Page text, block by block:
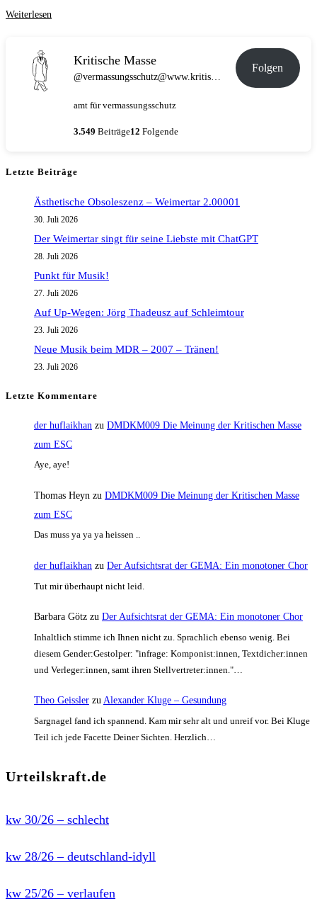
Weiterlesen
Kritische Masse
Folgen
amt für vermassungsschutz
3.549 Beiträge12 Folgende
Letzte Beiträge
Ästhetische Obsoleszenz – Weimertar 2.00001
30. Juli 2026
Der Weimertar singt für seine Liebste mit ChatGPT
28. Juli 2026
Punkt für Musik!
27. Juli 2026
Auf Up-Wegen: Jörg Thadeusz auf Schleimtour
23. Juli 2026
Neue Musik beim MDR – 2007 – Tränen!
23. Juli 2026
Letzte Kommentare
der huflaikhan zu DMDKM009 Die Meinung der Kritischen Masse
zum ESC
Aye, aye!
Thomas Heyn zu DMDKM009 Die Meinung der Kritischen Masse
zum ESC
Das muss ya ya ya heissen ..
der huflaikhan zu Der Aufsichtsrat der GEMA: Ein monotoner Chor
Tut mir überhaupt nicht leid.
Barbara Götz zu Der Aufsichtsrat der GEMA: Ein monotoner Chor
Inhaltlich stimme ich Ihnen nicht zu. Sprachlich ebenso wenig. Bei
diesem Gender:Gestolper: "infrage: Komponist:innen, Textdicher:innen
und Verleger:innen, samt ihren Stellvertreter:innen."…
Theo Geissler zuAlexander Kluge – Gesundung
Sargnagel fand ich spannend. Kam mir sehr alt und unreif vor. Bei Kluge
Teil ich jede Facette Deiner Sichten. Herzlich…
Urteilskraft.de
kw 30/26 – schlecht
kw 28/26 – deutschland-idyll
kw 25/26 – verlaufen